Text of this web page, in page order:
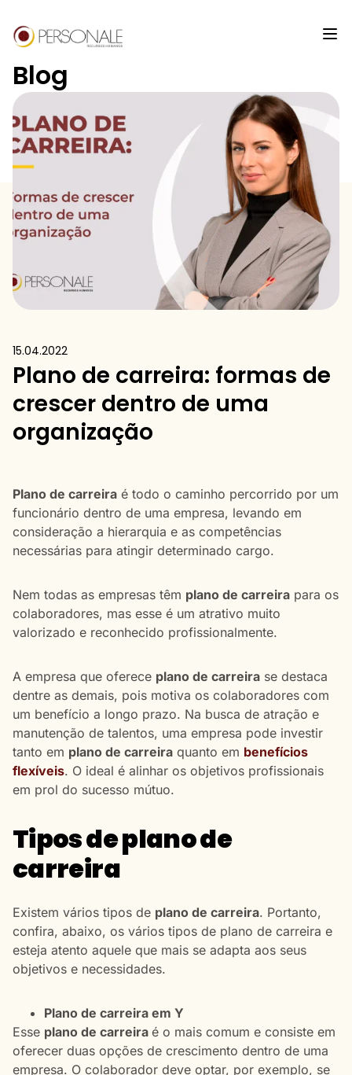
Blog
15.04.2022
Plano de carreira: formas de
crescer dentro de uma
organização
Plano de carreira é todo o caminho percorrido por um
funcionário dentro de uma empresa, levando em
consideração a hierarquia e as competências
necessárias para atingir determinado cargo.
Nem todas as empresas têm plano de carreira para os
colaboradores, mas esse é um atrativo muito
valorizado e reconhecido profissionalmente.
A empresa que oferece plano de carreira se destaca
dentre as demais, pois motiva os colaboradores com
um benefício a longo prazo. Na busca de atração e
manutenção de talentos, uma empresa pode investir
tanto em plano de carreira quanto em benefícios
flexíveis. O ideal é alinhar os objetivos profissionais
em prol do sucesso mútuo.
Tipos de plano de
carreira
Existem vários tipos de plano de carreira. Portanto,
confira, abaixo, os vários tipos de plano de carreira e
esteja atento aquele que mais se adapta aos seus
objetivos e necessidades.
Plano de carreira em Y
Esse plano de carreira é o mais comum e consiste em
oferecer duas opções de crescimento dentro de uma
empresa. O colaborador deve optar, por exemplo, se